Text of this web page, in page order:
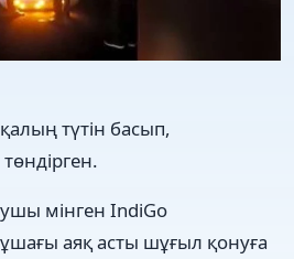
түтін басып,
мінген IndiGo
аяқ асты шұғыл қонуға